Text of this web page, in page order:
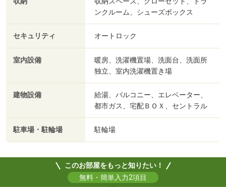
ンクルーム、シューズボックス
セキュリティ オートロック
室内設備
暖房、洗濯機置場、洗面台、洗面所
独立、室内洗濯機置き場
建物設備
給湯、バルコニー、エレベーター、
都市ガス、宅配ＢＯＸ、セントラル
駐車場・駐輪場 駐輪場
このお部屋をもっと知りたい！
無料・簡単入力2項目